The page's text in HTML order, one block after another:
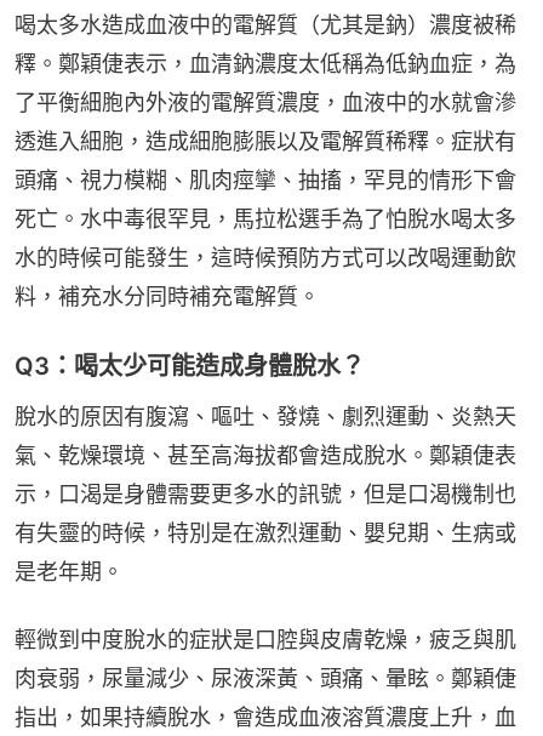
喝太多水造成血液中的電解質（尤其是鈉）濃度被稀
釋。鄭穎倢表示，血清鈉濃度太低稱為低鈉血症，為
了平衡細胞內外液的電解質濃度，血液中的水就會滲
透進入細胞，造成細胞膨脹以及電解質稀釋。症狀有
頭痛、視力模糊、肌肉痙攣、抽搐，罕見的情形下會
死亡。水中毒很罕見，馬拉松選手為了怕脫水喝太多
水的時候可能發生，這時候預防方式可以改喝運動飲
料，補充水分同時補充電解質。
Q3：喝太少可能造成身體脫水？
脫水的原因有腹瀉、嘔吐、發燒、劇烈運動、炎熱天
氣、乾燥環境、甚至高海拔都會造成脫水。鄭穎倢表
示，口渴是身體需要更多水的訊號，但是口渴機制也
有失靈的時候，特別是在激烈運動、嬰兒期、生病或
是老年期。
輕微到中度脫水的症狀是口腔與皮膚乾燥，疲乏與肌
肉衰弱，尿量減少、尿液深黃、頭痛、暈眩。鄭穎倢
指出，如果持續脫水，會造成血液溶質濃度上升，血